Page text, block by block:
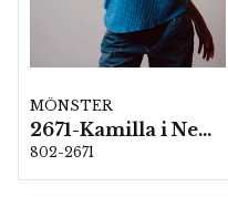
MÖNSTER
2671-Kamilla i New Arezzo
802-2671